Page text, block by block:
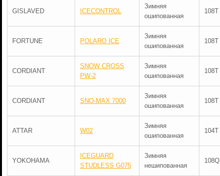
GISLAVED ICECONTROL
Зимняя
ошипованная
108T
FORTUNE POLARO ICE
Зимняя
ошипованная
108T
CORDIANT
SNOW CROSS
PW-2
Зимняя
ошипованная
108T
CORDIANT SNO-MAX 7000
Зимняя
ошипованная
108T
ATTAR W02
Зимняя
ошипованная
104T
YOKOHAMA
ICEGUARD
STUDLESS G075
Зимняя
нешипованная
108Q